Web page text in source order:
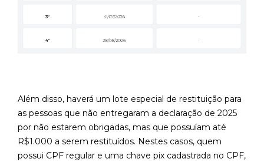
Além disso, haverá um lote especial de restituição para
as pessoas que não entregaram a declaração de 2025
por não estarem obrigadas, mas que possuíam até
R$1.000 a serem restituídos. Nestes casos, quem
possui CPF regular e uma chave pix cadastrada no CPF,